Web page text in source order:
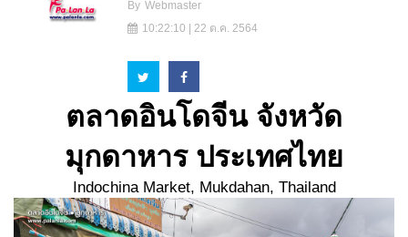
By Webmaster
10:22:10 | 22 ต.ค. 2564
ตลาดอินโดจีน จังหวัด
มุกดาหาร ประเทศไทย
Indochina Market, Mukdahan, Thailand